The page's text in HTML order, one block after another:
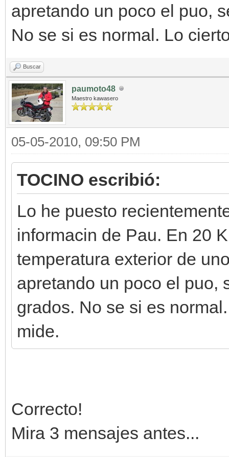
apretando un poco el puo,
No se si es normal. Lo
Buscar
paumoto48
Maestro kawasero
05-05-2010, 09:50 PM
TOCINO escribió:
Lo he puesto
informacin de Pau. En 20
temperatura exterior de
apretando un poco el puo,
grados. No se si es
mide.
Correcto!
Mira 3 mensajes antes...